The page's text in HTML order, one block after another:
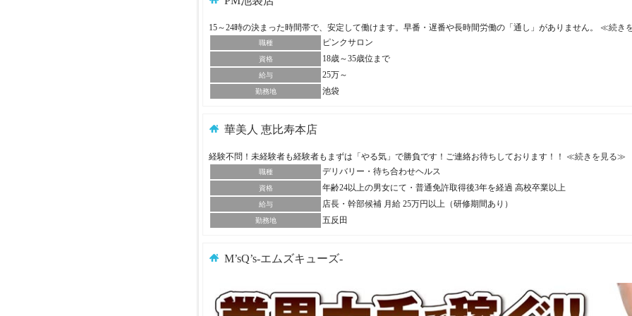
15～24時の決まった時間帯で、安定して働けます。早番・遅番や長時間労働の「通し」がありません。 ≪続き
職種 ピンクサロン
資格 18歳～35歳位まで
給与 25万～
勤務地 池袋
華美人 恵比寿本店
経験不問！未経験者も経験者もまずは「やる気」で勝負です！ご連絡お待ちしております！！ ≪続きを見る≫
職種 デリバリー・待ち合わせヘルス
資格 年齢24以上の男女にて・普通免許取得後3年を経過 高校卒業以上
給与 店長・幹部候補 月給 25万円以上（研修期間あり）
勤務地 五反田
M’sQ’s-エムズキューズ-